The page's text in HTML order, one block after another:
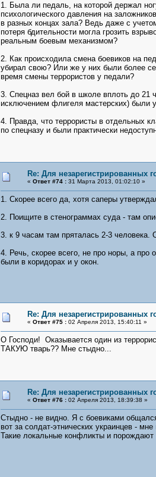
1. Была ли педаль, на которой держал
психологического давления на
в разных концах зала? Ведь даже с
потеря бдительности могла грозить
реальным боевым механизмом?
2. Как происходила смена боевиков на
убирал свою? Или же у них были более
время смены террористов у педали?
3. Спецназ вел бой в школе вплоть до 21
исключением флигеля мастерских) были
4. Правда, что террористы в отдельных
по спецназу и были практически
Re: Для незарегистрированных
« Ответ #74 :31 Марта 2013, 01:02:10 »
1. Скорее всего да, хотя саперы
2. Поищите в стенограммах суда - там
3. к 9 часам там пряталась 2-3
4. Речь, скорее всего, не про норы, а про
были в коридорах и у окон.
Re: Для незарегистрированных
« Ответ #75 :02 Апреля 2013, 15:40:11 »
О Господи! Оказывается один из
ТАКУЮ тварь?? Мне стыдно...
Re: Для незарегистрированных
« Ответ #76 :02 Апреля 2013, 18:39:38 »
Стыдно - не видно. Я с боевиками
вот за солдат-этнических украинцев -
Такие локальные конфликты и